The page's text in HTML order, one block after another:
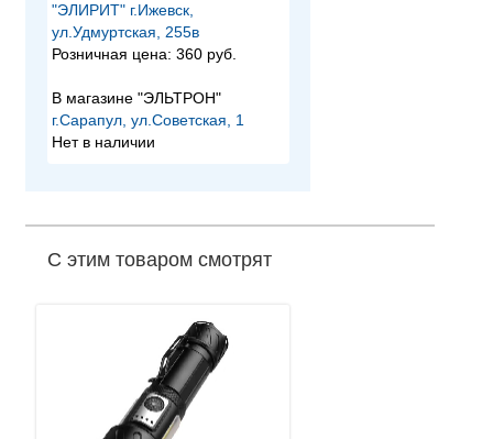
"ЭЛИРИТ" г.Ижевск,
ул.Удмуртская, 255в
Розничная цена: 360 руб.
В магазине "ЭЛЬТРОН"
г.Сарапул, ул.Советская, 1
Нет в наличии
С этим товаром смотрят